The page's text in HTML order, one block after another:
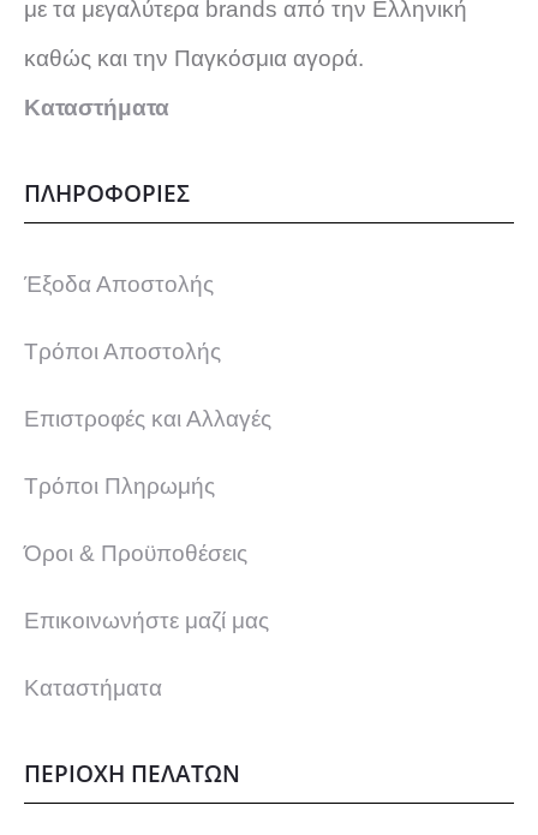
με τα μεγαλύτερα brands από την Ελληνική
καθώς και την Παγκόσμια αγορά.
Καταστήματα
ΠΛΗΡΟΦΟΡΙΕΣ
Έξοδα Αποστολής
Τρόποι Αποστολής
Επιστροφές και Αλλαγές
Τρόποι Πληρωμής
Όροι & Προϋποθέσεις
Επικοινωνήστε μαζί μας
Καταστήματα
ΠΕΡΙΟΧΗ ΠΕΛΑΤΩΝ